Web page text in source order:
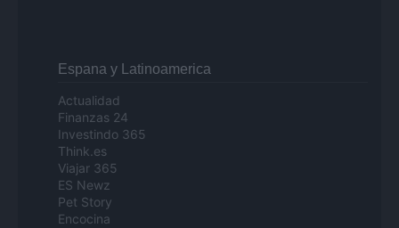
Espana y Latinoamerica
Actualidad
Finanzas 24
Investindo 365
Think.es
Viajar 365
ES Newz
Pet Story
Encocina